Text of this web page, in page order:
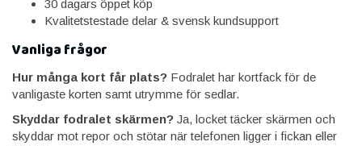
30 dagars öppet köp
Kvalitetstestade delar & svensk kundsupport
Vanliga frågor
Hur många kort får plats? Fodralet har kortfack för de
vanligaste korten samt utrymme för sedlar.
Skyddar fodralet skärmen? Ja, locket täcker skärmen och
skyddar mot repor och stötar när telefonen ligger i fickan eller